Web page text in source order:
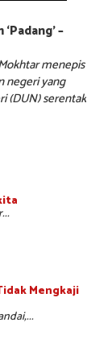
–
menepis
negeri yang
(DUN) serentak
Mengkaji